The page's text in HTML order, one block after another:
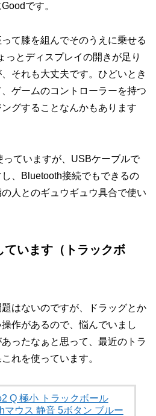
です。
て膝を組んでそのうえに乗せる
っとディスプレイの開きが足り
それも大丈夫です。ひどいとき
ゲームのコントローラーを持つ
グすることなんかもあります
ていますが、USBケーブルで
、Bluetooth接続でもできるの
人とのギュウギュウ具合で使い
ています（トラックボ
はないのですが、ドラッグとか
作があるので、悩んでいまし
ったなぁと思って、最近のトラ
れを使っています。
Q 極小 トラックボール
マウス 静音 5ボタン ブルー